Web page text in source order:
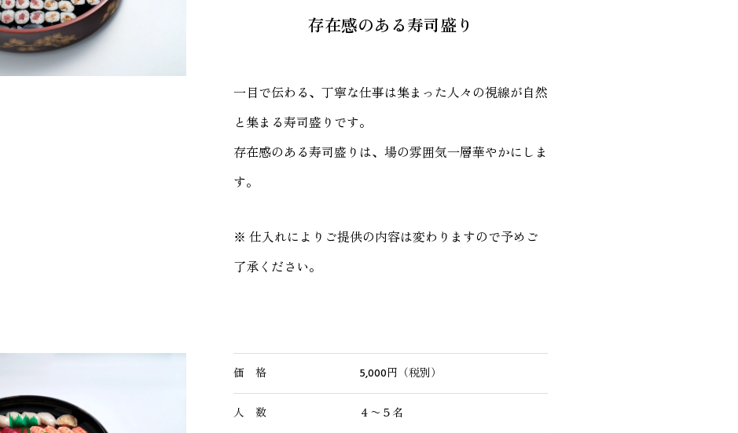
存在感のある寿司盛り
一目で伝わる、丁寧な仕事は集まった人々の視線が自然
と集まる寿司盛りです。
存在感のある寿司盛りは、場の雰囲気一層華やかにしま
す。
※ 仕入れによりご提供の内容は変わりますので予めご
了承ください。
価 格 5,000円（税別）
人 数 ４〜５名